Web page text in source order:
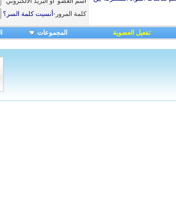
كلمة المرور-أنسيت كلمة السر؟
تفعيل العضوية المجموعات